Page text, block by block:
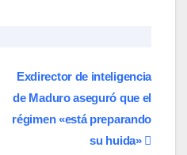
Exdirector de inteligencia
de Maduro aseguró que el
régimen «está preparando
su huida»